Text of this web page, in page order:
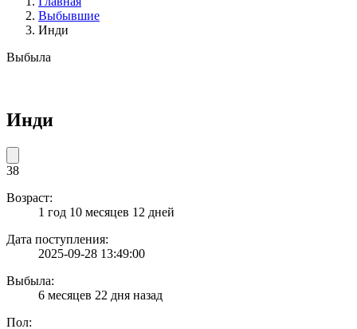
Выбывшие
Инди
Выбыла
Инди
38
Возраст:
1 год 10 месяцев 12 дней
Дата поступления:
2025-09-28 13:49:00
Выбыла:
6 месяцев 22 дня назад
Пол: